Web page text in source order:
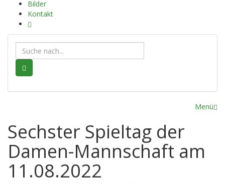
Bilder
Kontakt
Menü
Sechster Spieltag der
Damen-Mannschaft am
11.08.2022